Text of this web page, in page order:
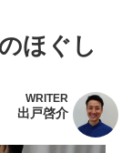
ほぐし
WRITER
出戸啓介